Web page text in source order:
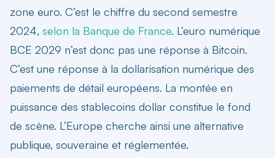
zone euro. C’est le chiffre du second semestre
2024, selon la Banque de France. L’euro numérique
BCE 2029 n’est donc pas une réponse à Bitcoin.
C’est une réponse à la dollarisation numérique des
paiements de détail européens. La montée en
puissance des stablecoins dollar constitue le fond
de scène. L’Europe cherche ainsi une alternative
publique, souveraine et réglementée.